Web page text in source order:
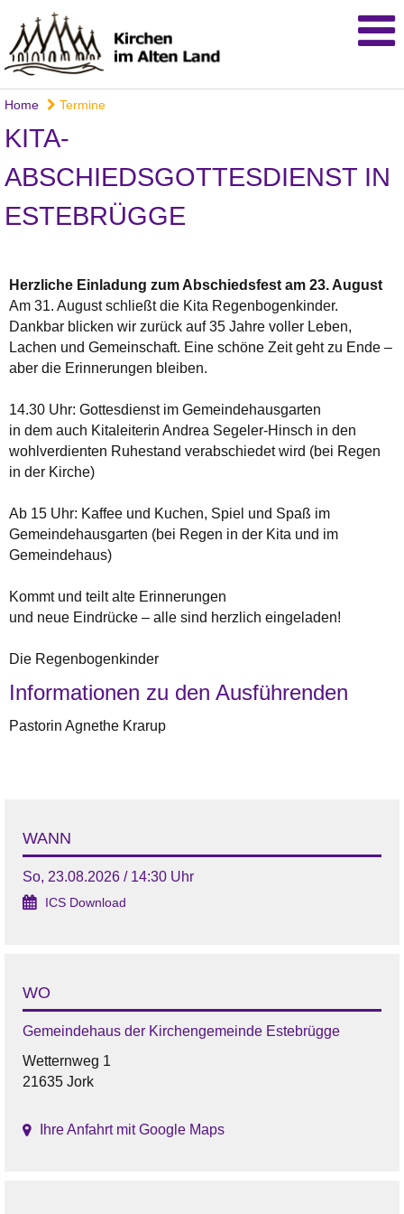
Home Termine
KITA-
ABSCHIEDSGOTTESDIENST IN
ESTEBRÜGGE
Herzliche Einladung zum Abschiedsfest am 23. August
Am 31. August schließt die Kita Regenbogenkinder.
Dankbar blicken wir zurück auf 35 Jahre voller Leben,
Lachen und Gemeinschaft. Eine schöne Zeit geht zu Ende –
aber die Erinnerungen bleiben.
14.30 Uhr: Gottesdienst im Gemeindehausgarten
in dem auch Kitaleiterin Andrea Segeler-Hinsch in den
wohlverdienten Ruhestand verabschiedet wird (bei Regen
in der Kirche)
Ab 15 Uhr: Kaffee und Kuchen, Spiel und Spaß im
Gemeindehausgarten (bei Regen in der Kita und im
Gemeindehaus)
Kommt und teilt alte Erinnerungen
und neue Eindrücke – alle sind herzlich eingeladen!
Die Regenbogenkinder
Informationen zu den Ausführenden
Pastorin Agnethe Krarup
WANN
So, 23.08.2026 / 14:30 Uhr
ICS Download
WO
Gemeindehaus der Kirchengemeinde Estebrügge
Wetternweg 1
21635 Jork
Ihre Anfahrt mit Google Maps